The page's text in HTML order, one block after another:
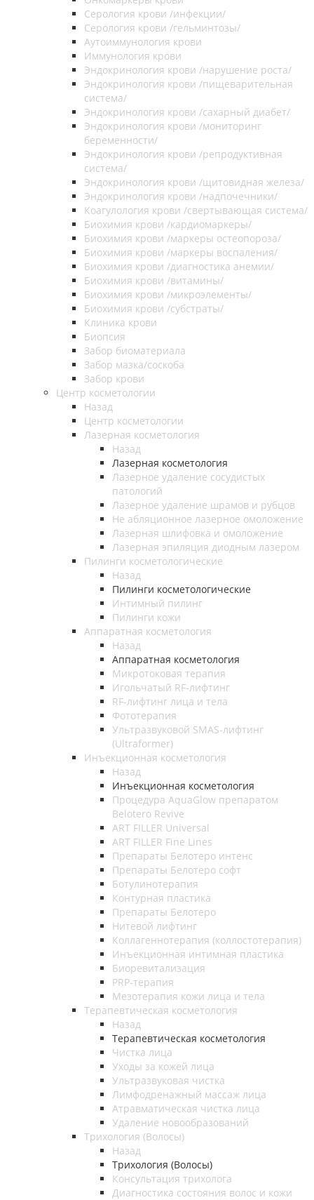
Серология крови /инфекции/
Серология крови /гельминтозы/
Аутоиммунология крови
Иммунология крови
Эндокринология крови /нарушение роста/
Эндокринология крови /пищеварительная
система/
Эндокринология крови /сахарный диабет/
Эндокринология крови /мониторинг
беременности/
Эндокринология крови /репродуктивная
система/
Эндокринология крови /щитовидная железа/
Эндокринология крови /надпочечники/
Коагулология крови /свертывающая система/
Биохимия крови /кардиомаркеры/
Биохимия крови /маркеры остеопороза/
Биохимия крови /маркеры воспаления/
Биохимия крови /диагностика анемии/
Биохимия крови /витамины/
Биохимия крови /микроэлементы/
Биохимия крови /субстраты/
Клиника крови
Биопсия
Забор биоматериала
Забор мазка/соскоба
Забор крови
Центр косметологии
Назад
Центр косметологии
Лазерная косметология
Назад
Лазерная косметология
Лазерное удаление сосудистых
патологий
Лазерное удаление шрамов и рубцов
Не абляционное лазерное омоложение
Лазерная шлифовка и омоложение
Лазерная эпиляция диодным лазером
Пилинги косметологические
Назад
Пилинги косметологические
Интимный пилинг
Пилинги кожи
Аппаратная косметология
Назад
Аппаратная косметология
Микротоковая терапия
Игольчатый RF-лифтинг
RF-лифтинг лица и тела
Фототерапия
Ультразвуковой SMAS-лифтинг
(Ultraformer)
Инъекционная косметология
Назад
Инъекционная косметология
Процедура AquaGlow препаратом
Belotero Revive
ART FILLER Universal
ART FILLER Fine Lines
Препараты Белотеро интенс
Препараты Белотеро софт
Ботулинотерапия
Контурная пластика
Препараты Белотеро
Нитевой лифтинг
Коллагеннотерапия (коллостотерапия)
Инъекционная интимная пластика
Биоревитализация
PRP-терапия
Мезотерапия кожи лица и тела
Терапевтическая косметология
Назад
Терапевтическая косметология
Чистка лица
Уходы за кожей лица
Ультразвуковая чистка
Лимфодренажный массаж лица
Атравматическая чистка лица
Удаление новообразований
Трихология (Волосы)
Назад
Трихология (Волосы)
Консультация трихолога
Диагностика состояния волос и кожи